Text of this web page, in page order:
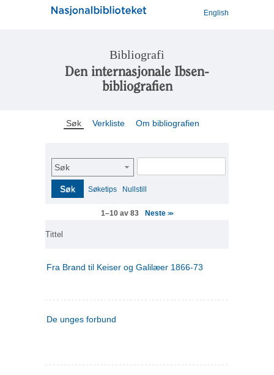
English
Bibliografi
Den internasjonale Ibsen-
bibliografien
Søk Verkliste Om bibliografien
Søk
Søk Søketips Nullstill
1–10 av 83 Neste>>
Tittel
Fra Brand til Keiser og Galilæer 1866-73
De unges forbund